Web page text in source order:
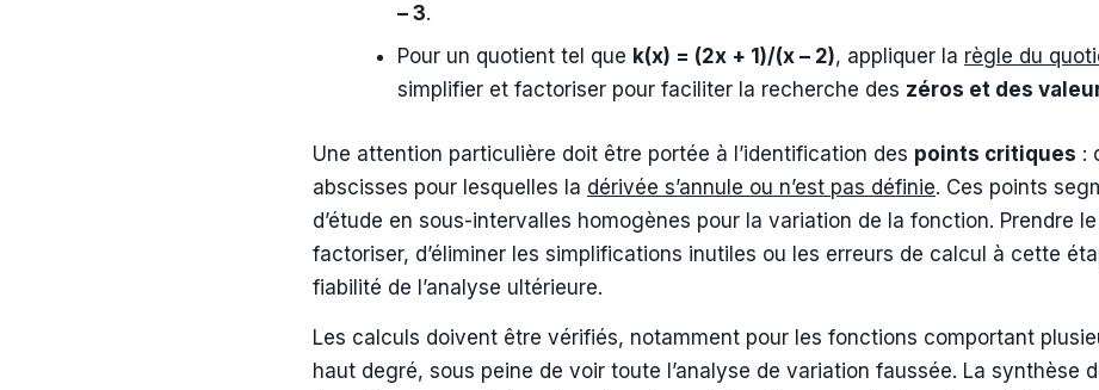
– 3.
Pour un quotient tel que k(x) = (2x + 1)/(x – 2), appliquer la règle du
simplifier et factoriser pour faciliter la recherche des zéros et des
Une attention particulière doit être portée à l’identification des points critiques :
abscisses pour lesquelles la dérivée s’annule ou n’est pas définie. Ces points
d’étude en sous-intervalles homogènes pour la variation de la fonction. Prendre
factoriser, d’éliminer les simplifications inutiles ou les erreurs de calcul à cette
fiabilité de l’analyse ultérieure.
Les calculs doivent être vérifiés, notamment pour les fonctions comportant
haut degré, sous peine de voir toute l’analyse de variation faussée. La synthèse